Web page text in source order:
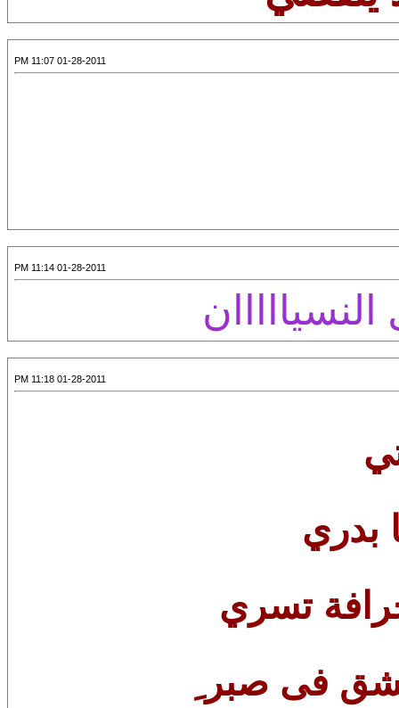
01-28-2011 11:07 PM
01-28-2011 11:14 PM
01-28-2011 11:18 PM
بدري
تسري
فى صبر ِ